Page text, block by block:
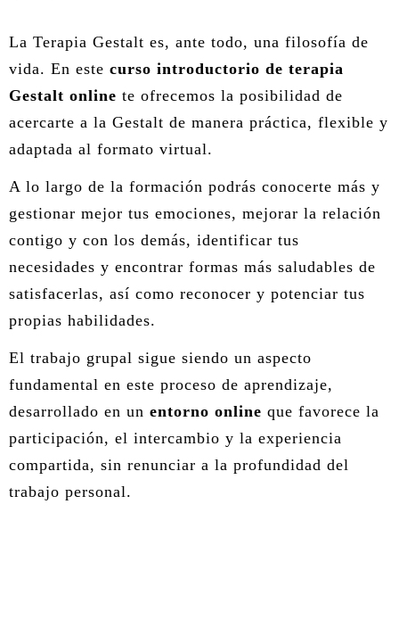
ÁREA DE PEDAGOGÍA SISTÉMICA
ÁREA DE INTERVENCIÓN ESTRATÉGICA
La Terapia Gestalt es, ante todo, una filosofía de
vida. En este curso introductorio de terapia
Gestalt online te ofrecemos la posibilidad de
acercarte a la Gestalt de manera práctica, flexible y
adaptada al formato virtual.
A lo largo de la formación podrás conocerte más y
gestionar mejor tus emociones, mejorar la relación
contigo y con los demás, identificar tus
necesidades y encontrar formas más saludables de
satisfacerlas, así como reconocer y potenciar tus
propias habilidades.
El trabajo grupal sigue siendo un aspecto
fundamental en este proceso de aprendizaje,
desarrollado en un entorno online que favorece la
participación, el intercambio y la experiencia
compartida, sin renunciar a la profundidad del
trabajo personal.